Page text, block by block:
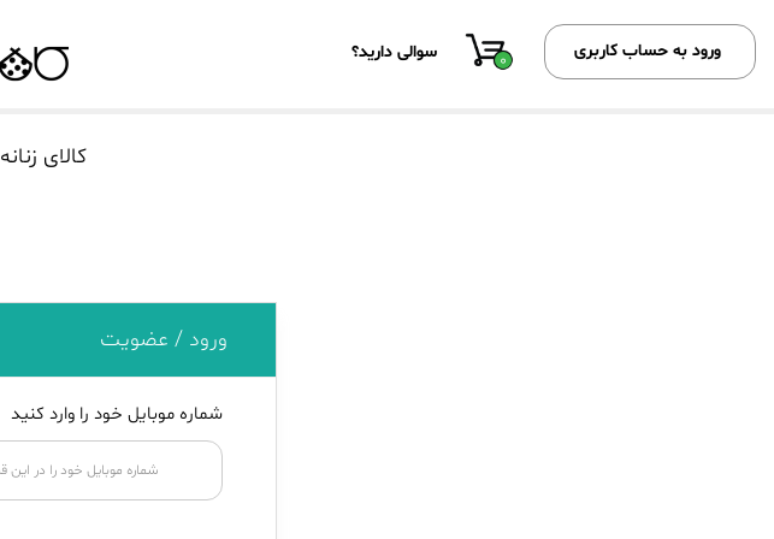
ورود به حساب کاربری 0 سوالی دارید؟
کالای زنانه
ورود / عضویت
شماره موبایل خود را وارد کنید